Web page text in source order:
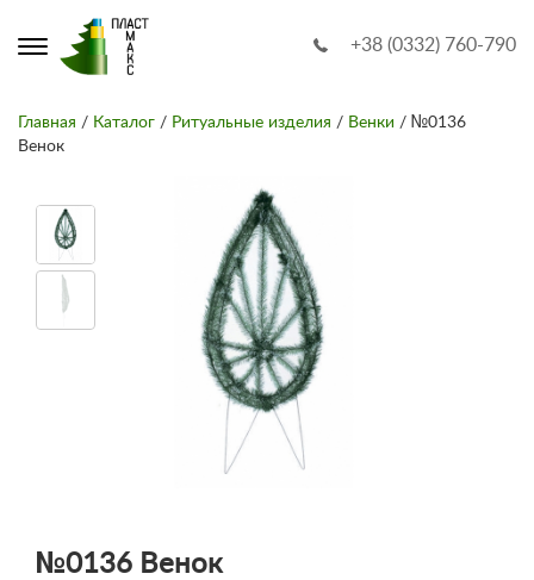
+38 (0332) 760-790
Главная / Каталог / Ритуальные изделия / Венки / №0136
Венок
№0136 Венок